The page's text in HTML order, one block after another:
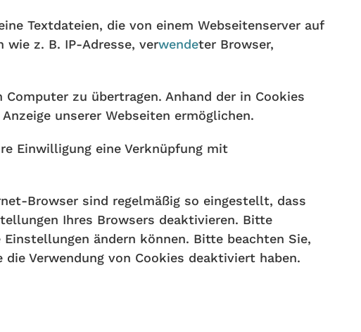
Textdateien, die von einem Webseitenserver auf
z. B. IP-Adresse, verwendeter Browser,
zu übertragen. Anhand der in Cookies
unserer Webseiten ermöglichen.
Einwilligung eine Verknüpfung mit
Browser sind regelmäßig so eingestellt, dass
Ihres Browsers deaktivieren. Bitte
ändern können. Bitte beachten Sie,
Verwendung von Cookies deaktiviert haben.